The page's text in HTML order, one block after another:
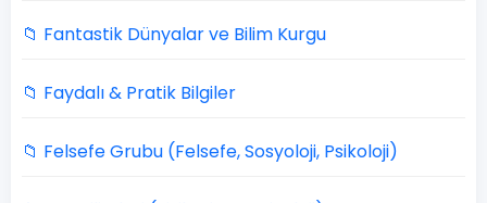
📁 Fantastik Dünyalar ve Bilim Kurgu
📁 Faydalı & Pratik Bilgiler
📁 Felsefe Grubu (Felsefe, Sosyoloji, Psikoloji)